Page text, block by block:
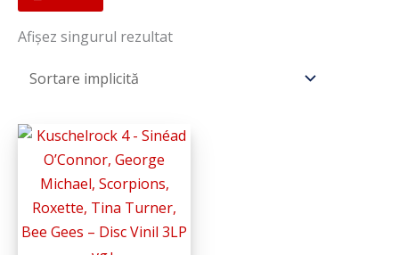
Afișez singurul rezultat